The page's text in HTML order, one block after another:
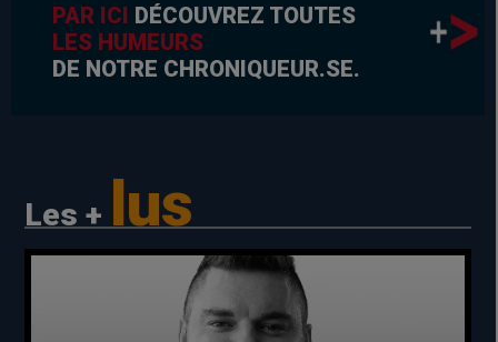
PAR ICI DÉCOUVREZ TOUTES
LES HUMEURS
DE NOTRE CHRONIQUEUR.SE.
Les + lus